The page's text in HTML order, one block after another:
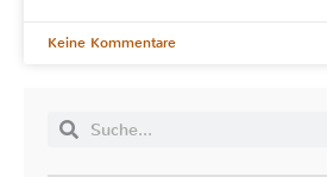
Keine Kommentare